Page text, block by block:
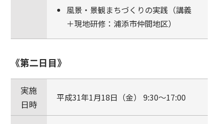
風景・景観まちづくりの実践（講義
＋現地研修：浦添市仲間地区）
《第二日目》
実施
日時
平成31年1月18日（金） 9:30～17:00